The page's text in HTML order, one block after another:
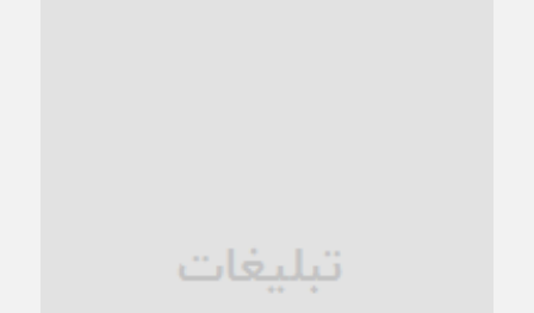
ترجیح عقلانیت ایرانی بر دیدگاه‌های آخرالزمانی